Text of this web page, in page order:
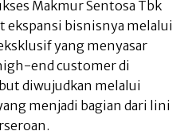
Makmur Sentosa Tbk
ekspansi bisnisnya melalui
yang menyasar
end customer di
diwujudkan melalui
menjadi bagian dari lini